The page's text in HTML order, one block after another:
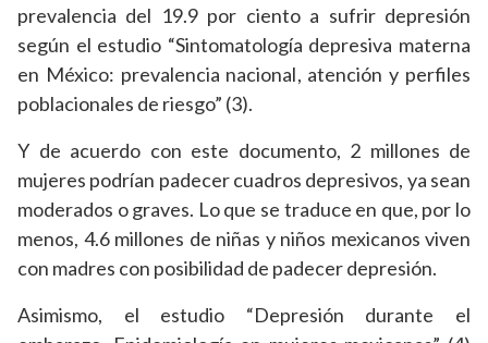
prevalencia del 19.9 por ciento a sufrir depresión
según el estudio “Sintomatología depresiva materna
en México: prevalencia nacional, atención y perfiles
poblacionales de riesgo” (3).
Y de acuerdo con este documento, 2 millones de
mujeres podrían padecer cuadros depresivos, ya sean
moderados o graves. Lo que se traduce en que, por lo
menos, 4.6 millones de niñas y niños mexicanos viven
con madres con posibilidad de padecer depresión.
Asimismo, el estudio “Depresión durante el